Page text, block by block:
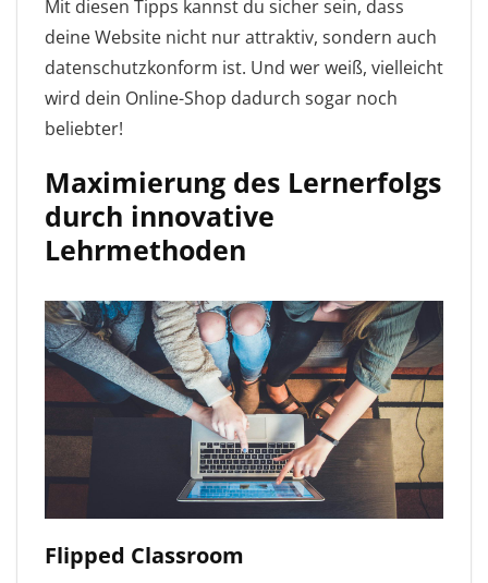
Mit diesen Tipps kannst du sicher sein, dass
deine Website nicht nur attraktiv, sondern auch
datenschutzkonform ist. Und wer weiß, vielleicht
wird dein Online-Shop dadurch sogar noch
beliebter!
Maximierung des Lernerfolgs
durch innovative
Lehrmethoden
Flipped Classroom